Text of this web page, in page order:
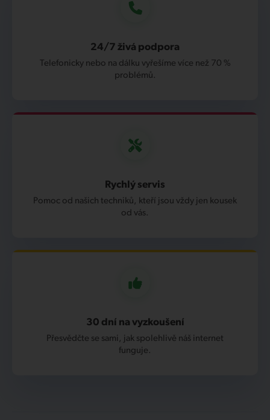
24/7 živá podpora
Telefonicky nebo na dálku vyřešíme více než 70 %
problémů.
Rychlý servis
Pomoc od našich techniků, kteří jsou vždy jen kousek
od vás.
30 dní na vyzkoušení
Přesvědčte se sami, jak spolehlivě náš internet
funguje.